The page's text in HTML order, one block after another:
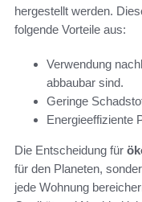
hergestellt werden.
folgende Vorteile aus:
Verwendung
abbaubar sind.
Geringe
Energieeffiziente
Die Entscheidung für
für den Planeten,
jede Wohnung